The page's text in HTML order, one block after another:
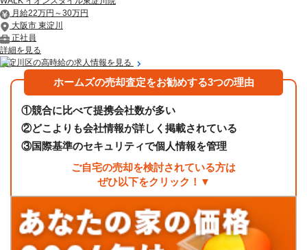
月給22万円～30万円
大阪市 東淀川
正社員
詳細を見る
東淀川区の高時給の求人情報を見る
ホームズの売却査定をお勧めする3つの理由
①競合に比べて提携会社数が多い
②どこよりも会社情報が詳しく掲載されている
③国際基準のセキュリティで個人情報を管理
ご自宅の売却を検討されている方は
ぜひ以下をクリック！▼